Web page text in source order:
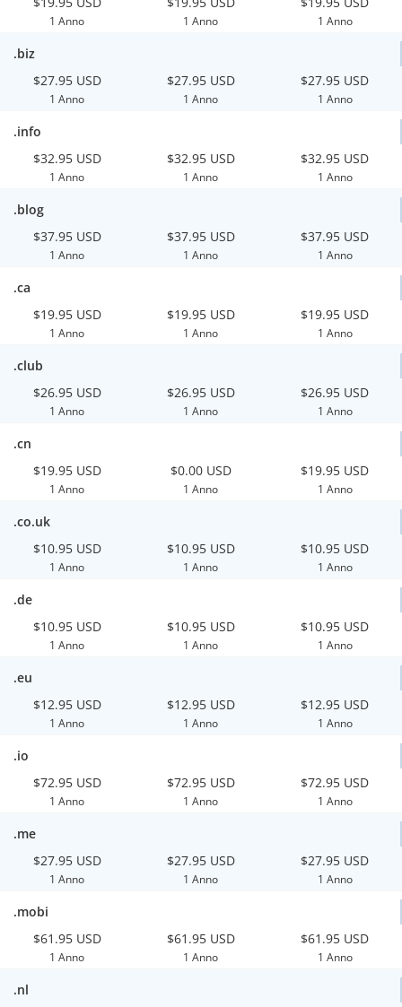
1 Anno 1 Anno 1 Anno
.biz
$27.95 USD
1 Anno
$27.95 USD
1 Anno
$27.95 USD
1 Anno
.info
$32.95 USD
1 Anno
$32.95 USD
1 Anno
$32.95 USD
1 Anno
.blog
$37.95 USD
1 Anno
$37.95 USD
1 Anno
$37.95 USD
1 Anno
.ca
$19.95 USD
1 Anno
$19.95 USD
1 Anno
$19.95 USD
1 Anno
.club
$26.95 USD
1 Anno
$26.95 USD
1 Anno
$26.95 USD
1 Anno
.cn
$19.95 USD
1 Anno
$0.00 USD
1 Anno
$19.95 USD
1 Anno
.co.uk
$10.95 USD
1 Anno
$10.95 USD
1 Anno
$10.95 USD
1 Anno
.de
$10.95 USD
1 Anno
$10.95 USD
1 Anno
$10.95 USD
1 Anno
.eu
$12.95 USD
1 Anno
$12.95 USD
1 Anno
$12.95 USD
1 Anno
.io
$72.95 USD
1 Anno
$72.95 USD
1 Anno
$72.95 USD
1 Anno
.me
$27.95 USD
1 Anno
$27.95 USD
1 Anno
$27.95 USD
1 Anno
.mobi
$61.95 USD
1 Anno
$61.95 USD
1 Anno
$61.95 USD
1 Anno
.nl